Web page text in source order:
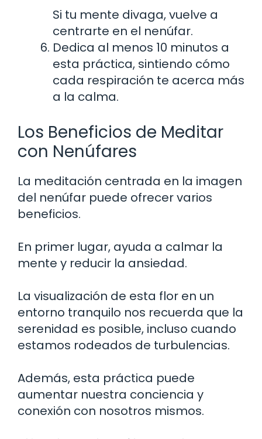
Si tu mente divaga, vuelve a
centrarte en el nenúfar.
Dedica al menos 10 minutos a
esta práctica, sintiendo cómo
cada respiración te acerca más
a la calma.
Los Beneficios de Meditar
con Nenúfares
La meditación centrada en la imagen
del nenúfar puede ofrecer varios
beneficios.
En primer lugar, ayuda a calmar la
mente y reducir la ansiedad.
La visualización de esta flor en un
entorno tranquilo nos recuerda que la
serenidad es posible, incluso cuando
estamos rodeados de turbulencias.
Además, esta práctica puede
aumentar nuestra conciencia y
conexión con nosotros mismos.